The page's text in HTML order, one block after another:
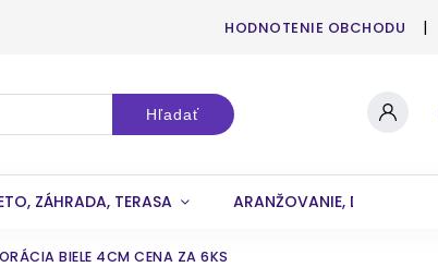
HODNOTENIE OBCHODU
Hľadať
ZÁHRADA, TERASA ARANŽOVANIE,
BIELE 4CM CENA ZA 6KS